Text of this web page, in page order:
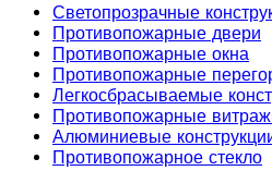
Светопрозрачные
Противопожарные двери
Противопожарные окна
Противопожарные
Легкосбрасываемые
Противопожарные
Алюминиевые
Противопожарное стекло